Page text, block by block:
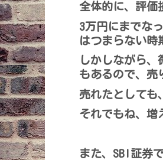
全体的に、評価
3万円にまでな
はつまらない時
しかしながら
もあるので、売
売れたとしても
それでもね、増
また、SBI証券